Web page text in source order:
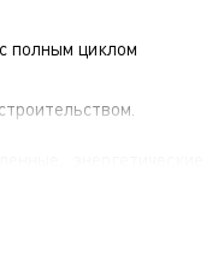
полным циклом
комплексы, складские,